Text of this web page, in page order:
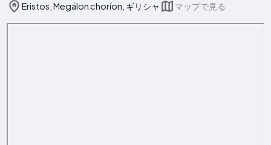
Eristos, Megálon choríon, ギリシャ マップで見る